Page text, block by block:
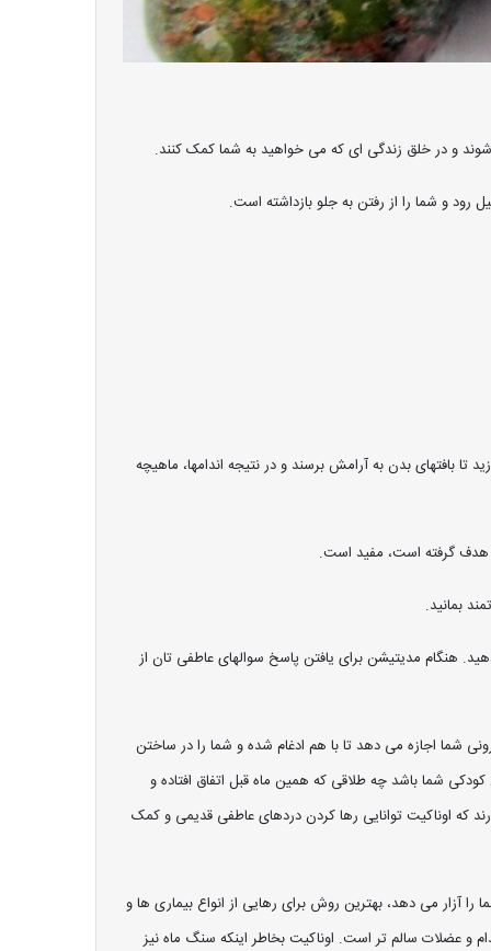
شوند و در خلق زندگی ای که می خواهید به شما کمک کنند.
و شما را از رفتن به جلو بازداشته است.
تا بافتهای بدن به آرامش برسند و در نتیجه اندامها، ماهیچه
هدف گرفته است، مفید است.
بمانید.
هنگام مدیتیشن برای یافتن پاسخ سوالهای عاطفی تان از
شما اجازه می دهد تا با هم ادغام شده و شما را در ساختن
شما باشد چه طلاقی که همین ماه قبل اتفاق افتاده و
که اوناکیت توانایی رها کردن دردهای عاطفی قدیمی و کمک
آزار می دهد، بهترین روش برای رهایی از انواع بیماری ها و
سالم تر است. اوناکیت بخاطر اینکه سنگ ماه نیز